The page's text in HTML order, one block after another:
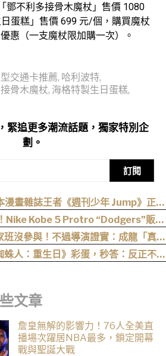
鄧不利多接骨木魔杖」售價 1080
蛋糕」售價 699 元/個，購買魔杖
惠（一支魔杖限加購一次）。
交通卡推薦, 哈利波特,
接骨木魔杖, 海格特製生日蛋糕,
緊追更多潮流話題，獨家特別企
劃。
訂閱
漫畫雜誌王者《週刊少年 Jump》正式
跌破百萬大關
Nike Kobe 5 Protro “Dodgers”販售
資訊釋出
班沒參與！不過導演證實：成龍「真的
有來片場」
人：重生日》彩蛋，秒答：反正不是
文章
詹皇無解的影響力！76人全美直
播場次躍居NBA最多，鎖定開幕
戰與聖誕大戰